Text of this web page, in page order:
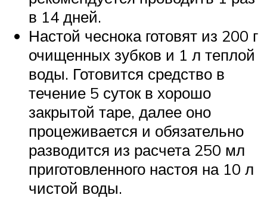
в 14 дней.
Настой чеснока готовят из 200 г
очищенных зубков и 1 л теплой
воды. Готовится средство в
течение 5 суток в хорошо
закрытой таре, далее оно
процеживается и обязательно
разводится из расчета 250 мл
приготовленного настоя на 10 л
чистой воды.